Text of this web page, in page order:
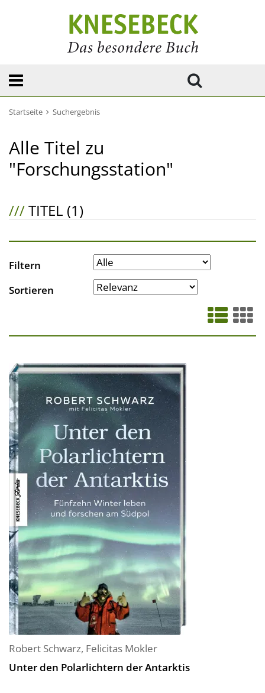
Startseite Suchergebnis
Alle Titel zu
"Forschungsstation"
///TITEL (1)
Filtern
Sortieren
Robert Schwarz, Felicitas Mokler
Unter den Polarlichtern der Antarktis